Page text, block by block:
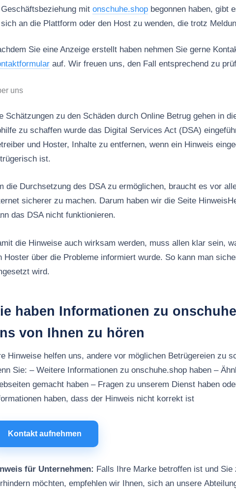
Geschäftsbeziehung mit onschuhe.shop begonnen haben, gibt
sich an die Plattform oder den Host zu wenden, die trotz
Sie eine Anzeige erstellt haben nehmen Sie gerne
auf. Wir freuen uns, den Fall entsprechend zu
uns
Schätzungen zu den Schäden durch Online Betrug gehen in
zu schaffen wurde das Digital Services Act (DSA)
und Hoster, Inhalte zu entfernen, wenn ein Hinweis
ist.
die Durchsetzung des DSA zu ermöglichen, braucht es vor
sicherer zu machen. Darum haben wir die Seite
das DSA nicht funktionieren.
die Hinweise auch wirksam werden, muss allen klar sein,
Hoster über die Probleme informiert wurde. So kann man
wird.
haben Informationen zu
von Ihnen zu hören
Hinweise helfen uns, andere vor möglichen Betrügereien zu
Sie: – Weitere Informationen zu onschuhe.shop haben –
gemacht haben – Fragen zu unserem Dienst haben
haben, dass der Hinweis nicht korrekt ist
Kontakt aufnehmen
für Unternehmen: Falls Ihre Marke betroffen ist und
möchten, empfehlen wir Ihnen, sich an unsere